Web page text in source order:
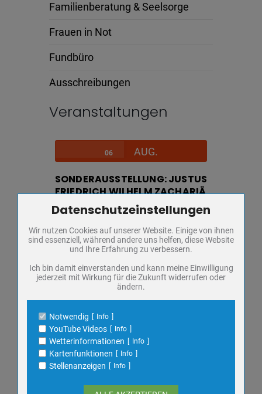
Familienberatung & Seelsorge
Frauen in Not
Fundbüro
Ausschreibungen
Veranstaltungen
06 AUG.
SONDERAUSSTELLUNG: JUSTUS
FRIEDRICH WILHELM ZACHARIÄ
Donnerstag,Regionalmuseum
FÜHRUNG
KULTUR
SONDERAUSSTELLUNG
VERANSTALTUNGSDETAILS
Zum Betrieb der Seite notwendige Cookies / Drittanbieter:
Name
PHP Session Cookie
Anbieter
Eigentümer dieser Website
Schutz
Cookie Name
PHPSESSID, fe_typo_user
Name
Cookiespeicherung Entscheidungscookie
Anbieter
Eigentümer dieser Website
Zweck
Speichert die Einstellungen der Besucher
bezüglich der Speicherung von Cookies.
dywc
1 Jahr
Datenschutzeinstellungen
Wir nutzen Cookies auf unserer Website. Einige von ihnen
sind essenziell, während andere uns helfen, diese Website
und Ihre Erfahrung zu verbessern.
Ich bin damit einverstanden und kann meine Einwilligung
jederzeit mit Wirkung für die Zukunft widerrufen oder
ändern.
Notwendig Info
YouTube Videos Info
Wetterinformationen Info
Kartenfunktionen Info
Stellenanzeigen Info